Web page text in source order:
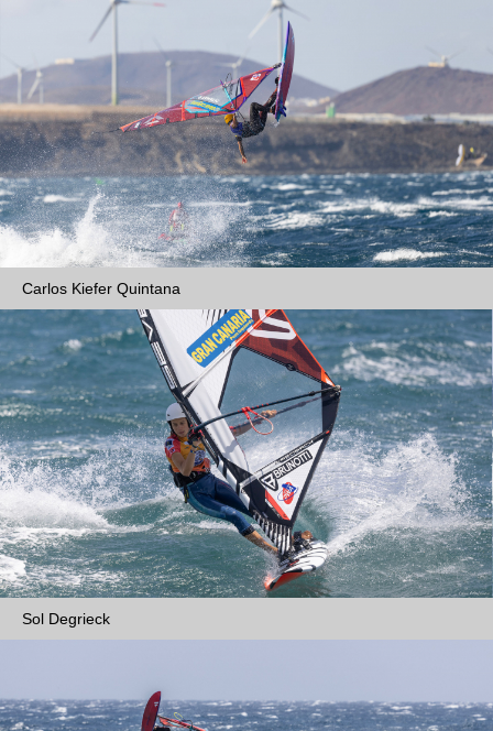
Carlos Kiefer Quintana
Sol Degrieck